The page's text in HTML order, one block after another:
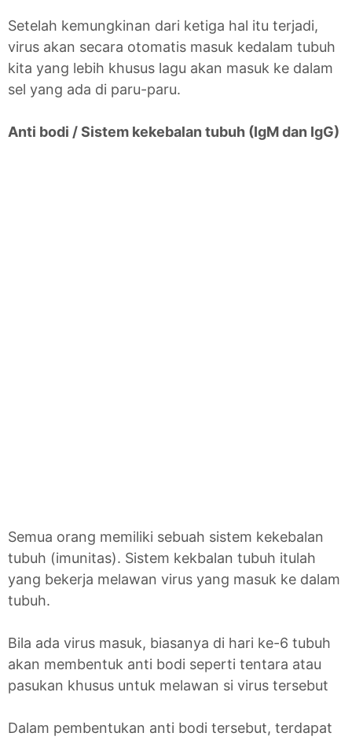
Setelah kemungkinan dari ketiga hal itu terjadi,
virus akan secara otomatis masuk kedalam tubuh
kita yang lebih khusus lagu akan masuk ke dalam
sel yang ada di paru-paru.
Anti bodi / Sistem kekebalan tubuh (IgM dan IgG)
Semua orang memiliki sebuah sistem kekebalan
tubuh (imunitas). Sistem kekbalan tubuh itulah
yang bekerja melawan virus yang masuk ke dalam
tubuh.
Bila ada virus masuk, biasanya di hari ke-6 tubuh
akan membentuk anti bodi seperti tentara atau
pasukan khusus untuk melawan si virus tersebut
Dalam pembentukan anti bodi tersebut, terdapat